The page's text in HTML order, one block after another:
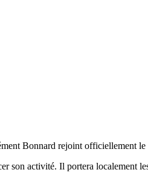
Bonnard rejoint officiellement le
son activité. Il portera localement